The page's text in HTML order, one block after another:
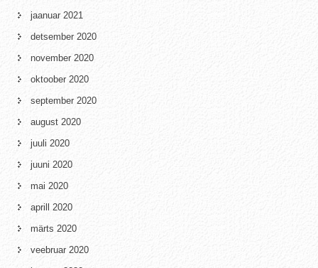
jaanuar 2021
detsember 2020
november 2020
oktoober 2020
september 2020
august 2020
juuli 2020
juuni 2020
mai 2020
aprill 2020
märts 2020
veebruar 2020